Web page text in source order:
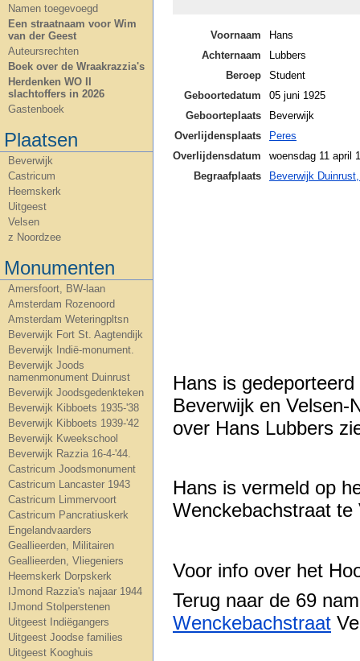
Namen toegevoegd
Een straatnaam voor Wim
van der Geest
Auteursrechten
Boek over de Wraakrazzia's
Herdenken WO II
slachtoffers in 2026
Gastenboek
Plaatsen
Beverwijk
Castricum
Heemskerk
Uitgeest
Velsen
z Noordzee
Monumenten
Amersfoort, BW-laan
Amsterdam Rozenoord
Amsterdam Weteringpltsn
Beverwijk Fort St. Aagtendijk
Beverwijk Indië-monument.
Beverwijk Joods
namenmonument Duinrust
Beverwijk Joodsgedenkteken
Beverwijk Kibboets 1935-'38
Beverwijk Kibboets 1939-'42
Beverwijk Kweekschool
Beverwijk Razzia 16-4-'44.
Castricum Joodsmonument
Castricum Lancaster 1943
Castricum Limmervoort
Castricum Pancratiuskerk
Engelandvaarders
Geallieerden, Militairen
Geallieerden, Vliegeniers
Heemskerk Dorpskerk
IJmond Razzia's najaar 1944
IJmond Stolperstenen
Uitgeest Indiëgangers
Uitgeest Joodse families
Uitgeest Kooghuis
Voornaam
Hans
Achternaam
Lubbers
Beroep
Student
Geboortedatum
05 juni 1925
Geboorteplaats
Beverwijk
Overlijdensplaats
Peres
Overlijdensdatum
woensdag 11 april
Begraafplaats
Beverwijk
Hans is
Beverwijk en Velsen-
over Hans Lubbers
Hans is vermeld op
Wenckebachstraat te
Voor info over het
Terug naar de 69
Wenckebachstraat